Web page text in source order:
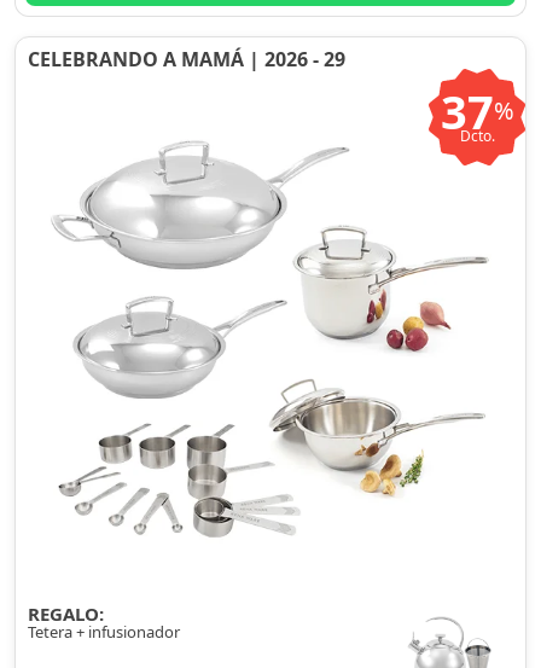
CELEBRANDO A MAMÁ | 2026 - 29
37%
Dcto.
REGALO:
Tetera + infusionador